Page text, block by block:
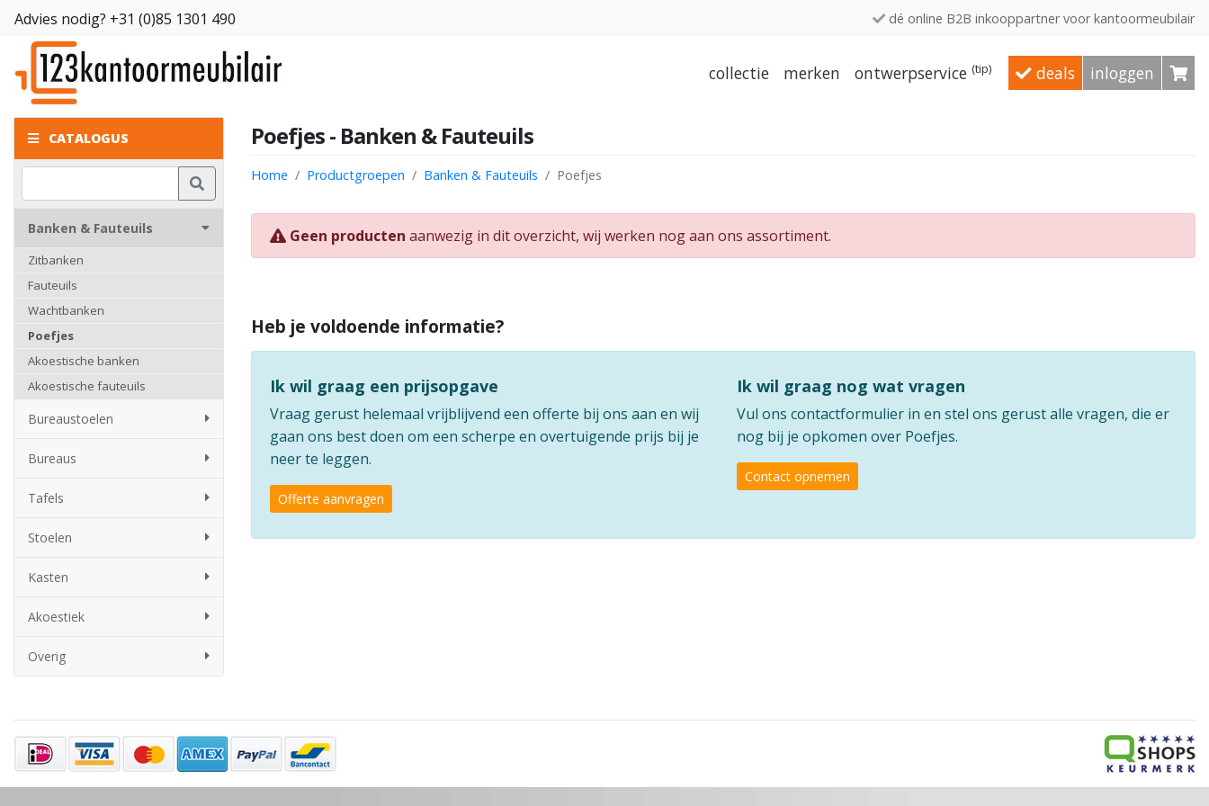
collectie merken ontwerpservice (tip) deals inloggen
Advies nodig? +31 (0)85 1301 490 dé online B2B inkooppartner voor kantoormeubilair
CATALOGUS
Banken & Fauteuils
Zitbanken
Fauteuils
Wachtbanken
Poefjes
Akoestische banken
Akoestische fauteuils
Bureaustoelen
Bureaus
Tafels
Stoelen
Kasten
Akoestiek
Overig
Poefjes - Banken & Fauteuils
Home Productgroepen Banken & Fauteuils Poefjes
Geen producten aanwezig in dit overzicht, wij werken nog aan ons assortiment.
Heb je voldoende informatie?
Ik wil graag een prijsopgave
Vraag gerust helemaal vrijblijvend een offerte bij ons aan en wij
gaan ons best doen om een scherpe en overtuigende prijs bij je
neer te leggen.
Offerte aanvragen
Ik wil graag nog wat vragen
Vul ons contactformulier in en stel ons gerust alle vragen, die er
nog bij je opkomen over Poefjes.
Contact opnemen